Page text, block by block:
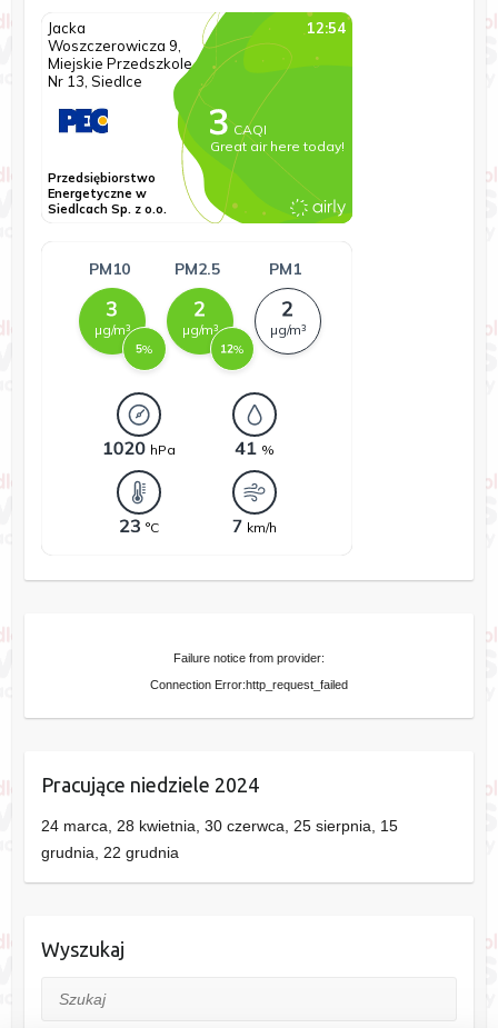
Failure notice from provider:
Connection Error:http_request_failed
Pracujące niedziele 2024
24 marca, 28 kwietnia, 30 czerwca, 25 sierpnia, 15
grudnia, 22 grudnia
Wyszukaj
Szukaj